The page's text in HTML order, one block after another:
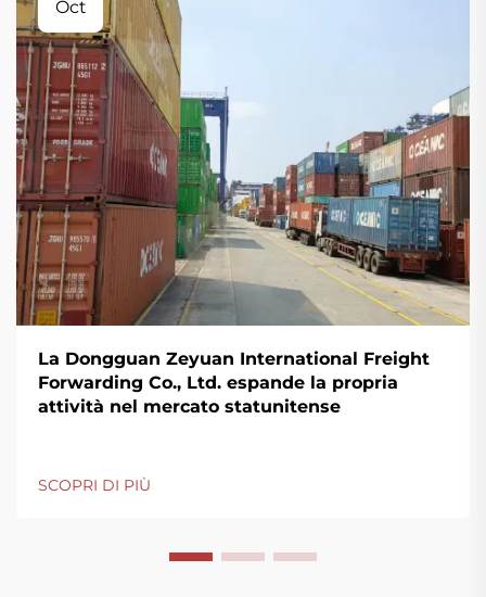
Oct
La Dongguan Zeyuan International Freight
Forwarding Co., Ltd. espande la propria
attività nel mercato statunitense
SCOPRI DI PIÙ